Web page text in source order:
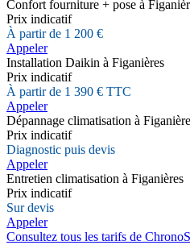
Confort fourniture + pose à
Prix indicatif
À partir de 1 200 €
Appeler
Installation Daikin à Figanières
Prix indicatif
À partir de 1 390 € TTC
Appeler
Dépannage climatisation à
Prix indicatif
Diagnostic puis devis
Appeler
Entretien climatisation à Figanières
Prix indicatif
Sur devis
Appeler
Consultez tous les tarifs de